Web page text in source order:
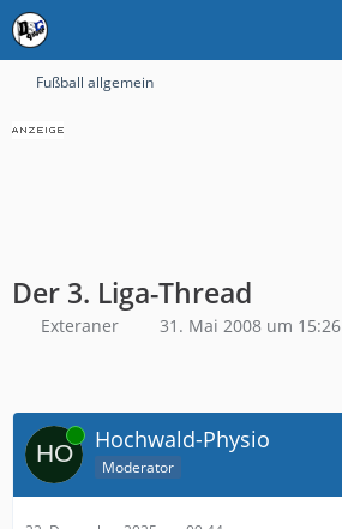
Fußball allgemein
Der 3. Liga-Thread
Exteraner 31. Mai 2008 um 15:26
Online Hochwald-Physio
Moderator